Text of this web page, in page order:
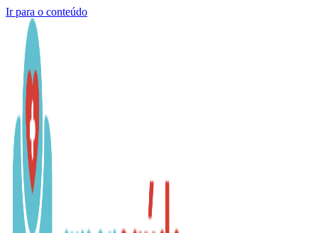
Ir para o conteúdo